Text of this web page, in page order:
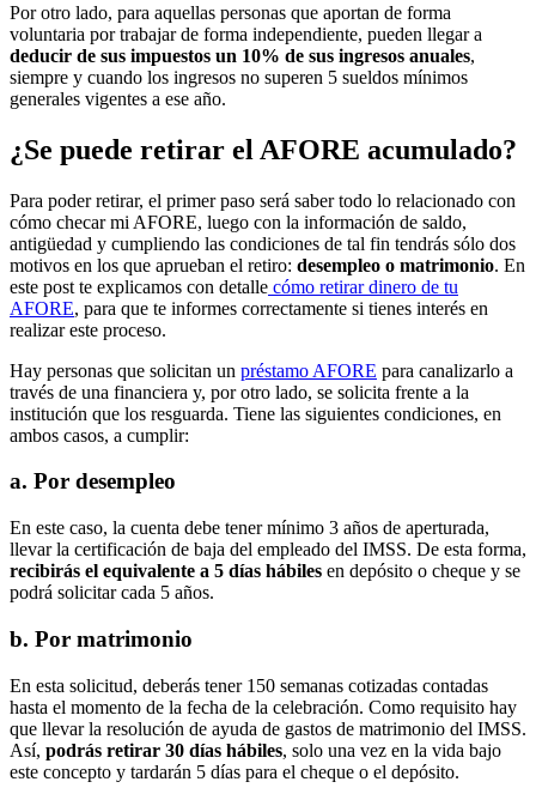
Por otro lado, para aquellas personas que aportan de forma
voluntaria por trabajar de forma independiente, pueden llegar a
deducir de sus impuestos un 10% de sus ingresos anuales,
siempre y cuando los ingresos no superen 5 sueldos mínimos
generales vigentes a ese año.
¿Se puede retirar el AFORE acumulado?
Para poder retirar, el primer paso será saber todo lo relacionado con
cómo checar mi AFORE, luego con la información de saldo,
antigüedad y cumpliendo las condiciones de tal fin tendrás sólo dos
motivos en los que aprueban el retiro: desempleo o matrimonio. En
este post te explicamos con detalle cómo retirar dinero de tu
AFORE, para que te informes correctamente si tienes interés en
realizar este proceso.
Hay personas que solicitan un préstamo AFORE para canalizarlo a
través de una financiera y, por otro lado, se solicita frente a la
institución que los resguarda. Tiene las siguientes condiciones, en
ambos casos, a cumplir:
a. Por desempleo
En este caso, la cuenta debe tener mínimo 3 años de aperturada,
llevar la certificación de baja del empleado del IMSS. De esta forma,
recibirás el equivalente a 5 días hábiles en depósito o cheque y se
podrá solicitar cada 5 años.
b. Por matrimonio
En esta solicitud, deberás tener 150 semanas cotizadas contadas
hasta el momento de la fecha de la celebración. Como requisito hay
que llevar la resolución de ayuda de gastos de matrimonio del IMSS.
Así, podrás retirar 30 días hábiles, solo una vez en la vida bajo
este concepto y tardarán 5 días para el cheque o el depósito.